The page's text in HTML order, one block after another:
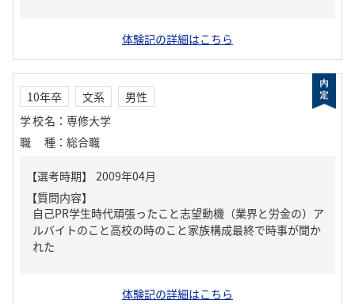
体験記の詳細はこちら
10年卒 文系
男性
学校名 ： 専修大学
職種 ： 総合職
【質問内容】
自己PR学生時代頑張ったこと志望動機（業界と労金の）ア
ルバイトのこと高校の時のこと家族構成最終で時事が聞か
れた
体験記の詳細はこちら